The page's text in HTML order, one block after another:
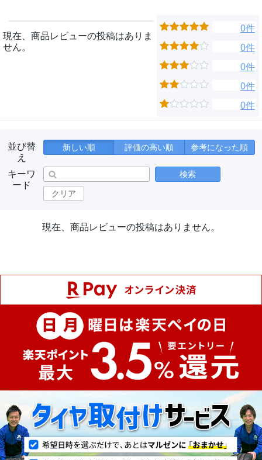
現在、商品レビューの投稿はありま
せん。
0件
0件
0件
0件
0件
並び替
え
新しい順 評価の高い順 参考になった順
キーワ
ード
検索
クリア
現在、商品レビューの投稿はありません。